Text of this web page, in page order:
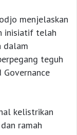
menjelaskan
inisiatif telah
dalam
teguh
kelistrikan
ramah